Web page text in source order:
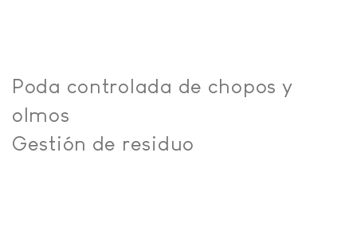
Poda controlada de chopos y
olmos
Gestión de residuo